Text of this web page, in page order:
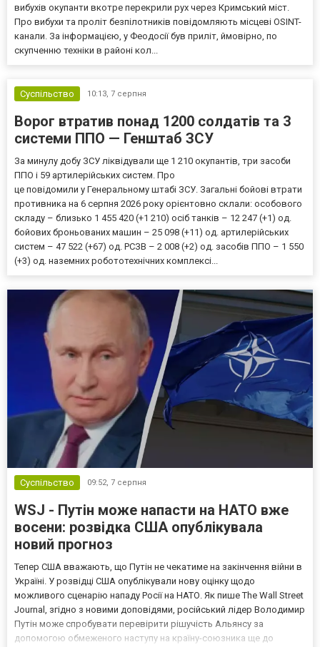
вибухів окупанти вкотре перекрили рух через Кримський міст.
Про вибухи та проліт безпілотників повідомляють місцеві OSINT-
канали. За інформацією, у Феодосії був приліт, ймовірно, по
скупченню техніки в районі кол...
Суспільство 10:13, 7 серпня
Ворог втратив понад 1200 солдатів та 3
системи ППО — Генштаб ЗСУ
За минулу добу ЗСУ ліквідували ще 1 210 окупантів, три засоби
ППО і 59 артилерійських систем. Про
це повідомили у Генеральному штабі ЗСУ. Загальні бойові втрати
противника на 6 серпня 2026 року орієнтовно склали: особового
складу – близько 1 455 420 (+1 210) осіб танків – 12 247 (+1) од.
бойових броньованих машин – 25 098 (+11) од. артилерійських
систем – 47 522 (+67) од. РСЗВ – 2 008 (+2) од. засобів ППО – 1 550
(+3) од. наземних робототехнічних комплексі...
Суспільство 09:52, 7 серпня
WSJ - Путін може напасти на НАТО вже
восени: розвідка США опублікувала
новий прогноз
Тепер США вважають, що Путін не чекатиме на закінчення війни в
Україні. У розвідці США опублікували нову оцінку щодо
можливого сценарію нападу Росії на НАТО. Як пише The Wall Street
Journal, згідно з новими доповідями, російський лідер Володимир
Путін може спробувати перевірити рішучість Альянсу за
допомогою обмеженого наступу на країну-союзника ще до